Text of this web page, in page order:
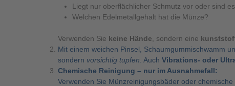
Liegt nur oberflächlicher Schmutz vor oder sind
Welchen Edelmetallgehalt hat die Münze?
Verwenden Sie keine Hände , sondern eine
Mit einem weichen Pinsel, Schaumgummischwamm
sondern vorsichtig tupfen . Auch Vibrations- oder
Chemische Reinigung – nur im Ausnahmefall:
Verwenden Sie Münzreinigungsbäder oder chemische